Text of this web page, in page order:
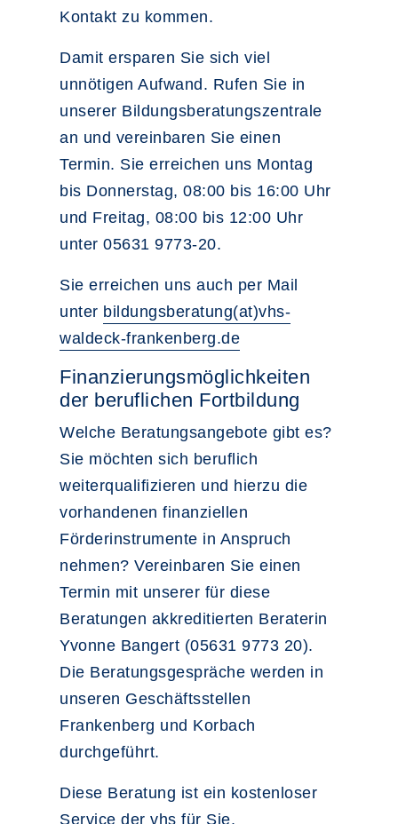
Kontakt zu kommen.
Damit ersparen Sie sich viel
unnötigen Aufwand. Rufen Sie in
unserer Bildungsberatungszentrale
an und vereinbaren Sie einen
Termin. Sie erreichen uns Montag
bis Donnerstag, 08:00 bis 16:00 Uhr
und Freitag, 08:00 bis 12:00 Uhr
unter 05631 9773-20.
Sie erreichen uns auch per Mail
unter bildungsberatung(at)vhs-
waldeck-frankenberg.de
Finanzierungsmöglichkeiten
der beruflichen Fortbildung
Welche Beratungsangebote gibt es?
Sie möchten sich beruflich
weiterqualifizieren und hierzu die
vorhandenen finanziellen
Förderinstrumente in Anspruch
nehmen? Vereinbaren Sie einen
Termin mit unserer für diese
Beratungen akkreditierten Beraterin
Yvonne Bangert (05631 9773 20).
Die Beratungsgespräche werden in
unseren Geschäftsstellen
Frankenberg und Korbach
durchgeführt.
Diese Beratung ist ein kostenloser
Service der vhs für Sie.